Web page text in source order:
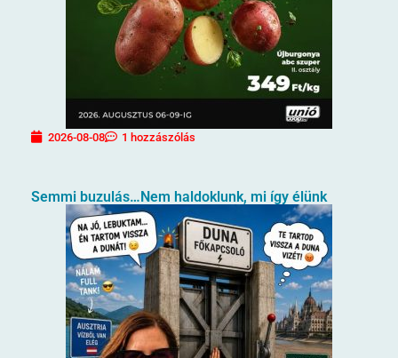
2026-08-08 1 hozzászólás
Semmi buzulás…Nem haldoklunk, mi így élünk